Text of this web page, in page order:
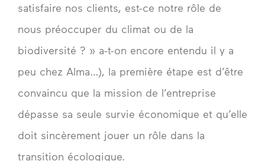
satisfaire nos clients, est-ce notre rôle de
nous préoccuper du climat ou de la
biodiversité ? » a-t-on encore entendu il y a
peu chez Alma…), la première étape est d’être
convaincu que la mission de l’entreprise
dépasse sa seule survie économique et qu’elle
doit sincèrement jouer un rôle dans la
transition écologique.